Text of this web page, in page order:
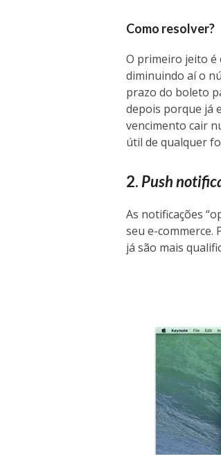
Como resolver?
O primeiro jeito é
diminuindo aí o
prazo do boleto
depois porque já
vencimento cair
útil de qualquer
2. Push
As notificações
seu e-commerce.
já são mais